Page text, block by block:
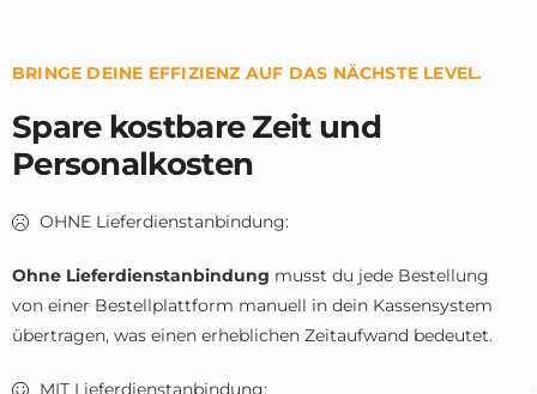
BRINGE DEINE EFFIZIENZ AUF DAS NÄCHSTE LEVEL.
Spare kostbare Zeit und
Personalkosten
OHNE Lieferdienstanbindung:
Ohne Lieferdienstanbindung musst du jede Bestellung
von einer Bestellplattform manuell in dein Kassensystem
übertragen, was einen erheblichen Zeitaufwand bedeutet.
MIT Lieferdienstanbindung: